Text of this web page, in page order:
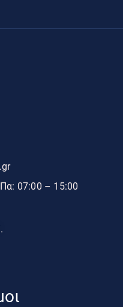
07:00 – 15:00